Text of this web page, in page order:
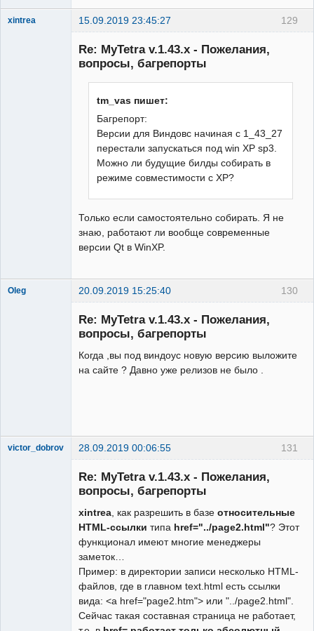
129
xintrea 15.09.2019 23:45:27
Re: MyTetra v.1.43.x - Пожелания,
вопросы, багрепорты
tm_vas пишет:
Багрепорт:
Версии для Виндовс начиная с 1_43_27
перестали запускаться под win XP sp3.
Можно ли будущие билды собирать в
режиме совместимости с XP?
Только если самостоятельно собирать. Я не
знаю, работают ли вообще современные
версии Qt в WinXP.
130
Oleg 20.09.2019 15:25:40
Re: MyTetra v.1.43.x - Пожелания,
вопросы, багрепорты
Когда ,вы под виндоус новую версию выложите
на сайте ? Давно уже релизов не было .
131
victor_dobrov 28.09.2019 00:06:55
Re: MyTetra v.1.43.x - Пожелания,
вопросы, багрепорты
xintrea, как разрешить в базе относительные
HTML-ссылки типа href="../page2.html"? Этот
функционал имеют многие менеджеры
заметок…
Пример: в директории записи несколько HTML-
файлов, где в главном text.html есть ссылки
вида: <a href="page2.htm"> или "../page2.html".
Сейчас такая составная страница не работает,